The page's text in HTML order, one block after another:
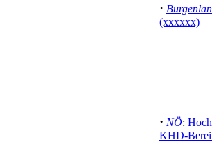
·
(xxxxxx)
· NÖ:
KHD-